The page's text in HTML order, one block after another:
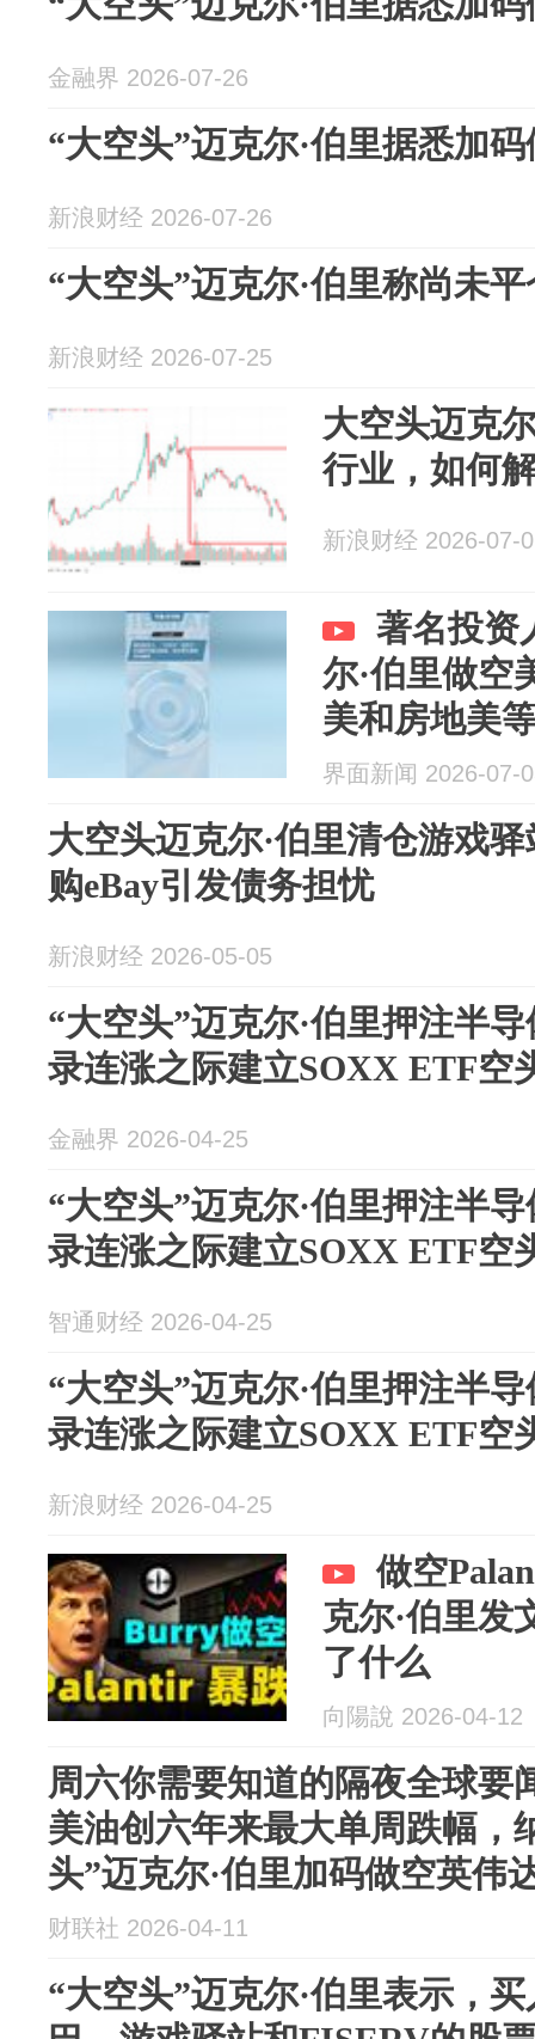
金融界 2026-07-26
“大空头”迈克尔·伯里据悉加
新浪财经 2026-07-26
“大空头”迈克尔·伯里称尚未
新浪财经 2026-07-25
大空头迈克
行业，如何
新浪财经 2026-07-
著名投资
尔·伯里做空
美和房地美
界面新闻 2026-07-
大空头迈克尔·伯里清仓游戏
购eBay引发债务担忧
新浪财经 2026-05-05
“大空头”迈克尔·伯里押注半
录连涨之际建立SOXX ETF空
金融界 2026-04-25
“大空头”迈克尔·伯里押注半
录连涨之际建立SOXX ETF空
智通财经 2026-04-25
“大空头”迈克尔·伯里押注半
录连涨之际建立SOXX ETF空
新浪财经 2026-04-25
做空
克尔·伯里发
了什么
向陽說 2026-04-12
周六你需要知道的隔夜全球要
美油创六年来最大单周跌幅，
头”迈克尔·伯里加码做空英伟
财联社 2026-04-11
“大空头”迈克尔·伯里表示，